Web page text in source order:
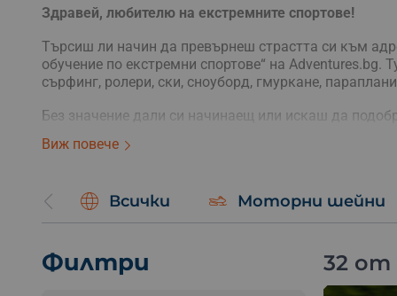
Здравей, любителю на екстремните спортове!
Търсиш ли начин да превърнеш страстта си към
обучение по екстремни спортове“ на
сърфинг, ролери, ски, сноуборд, гмуркане,
Без значение дали си начинаещ или искаш да
необходимо, за да се наслаждаваш на екстремните
Виж повече
Всички Моторни шейни
Филтри 32 от